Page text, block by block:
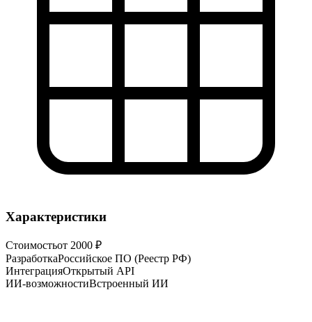
Характеристики
Стоимостьот 2000 ₽
РазработкаРоссийское ПО (Реестр РФ)
ИнтеграцияОткрытый API
ИИ-возможностиВстроенный ИИ